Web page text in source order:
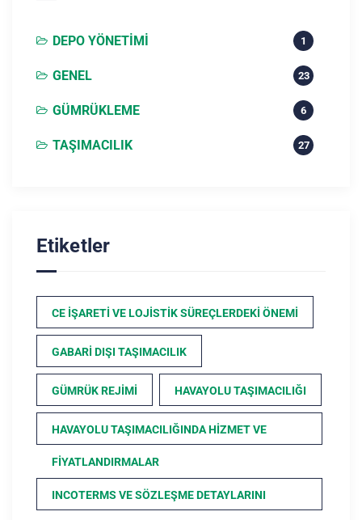
DEPO YÖNETIMI 1
GENEL 23
GÜMRÜKLEME 6
TAŞIMACILIK 27
Etiketler
CE İŞARETI VE LOJISTIK SÜREÇLERDEKI ÖNEMI
GABARI DIŞI TAŞIMACILIK
GÜMRÜK REJIMI HAVAYOLU TAŞIMACILIĞI
HAVAYOLU TAŞIMACILIĞINDA HIZMET VE
FIYATLANDIRMALAR
INCOTERMS VE SÖZLEŞME DETAYLARINI